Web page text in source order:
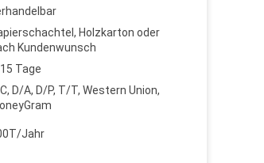
Holzkarton oder
Kundenwunsch
Tage
D/A, D/P, T/T, Western Union,
Jahr